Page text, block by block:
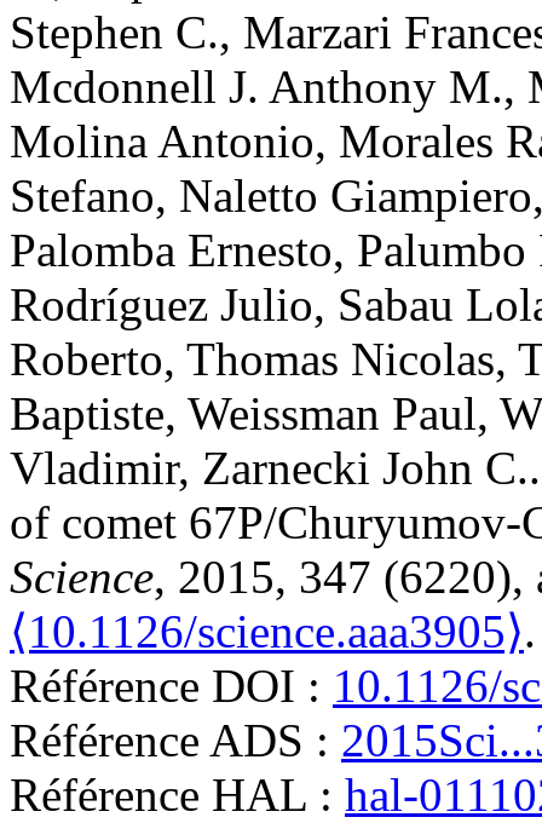
Stephen C., Marzari
Mcdonnell J. Anthony M.,
Molina Antonio, Morales
Stefano, Naletto Giampiero
Palomba Ernesto, Palumbo
Rodríguez Julio, Sabau
Roberto, Thomas Nicolas,
Baptiste, Weissman Paul,
Vladimir, Zarnecki John C.
of comet 67P/Churyumov-
Science, 2015, 347 (6220),
⟨10.1126/science.aaa3905⟩.
Référence DOI : 10.1126/
Référence ADS :
Référence HAL : hal-